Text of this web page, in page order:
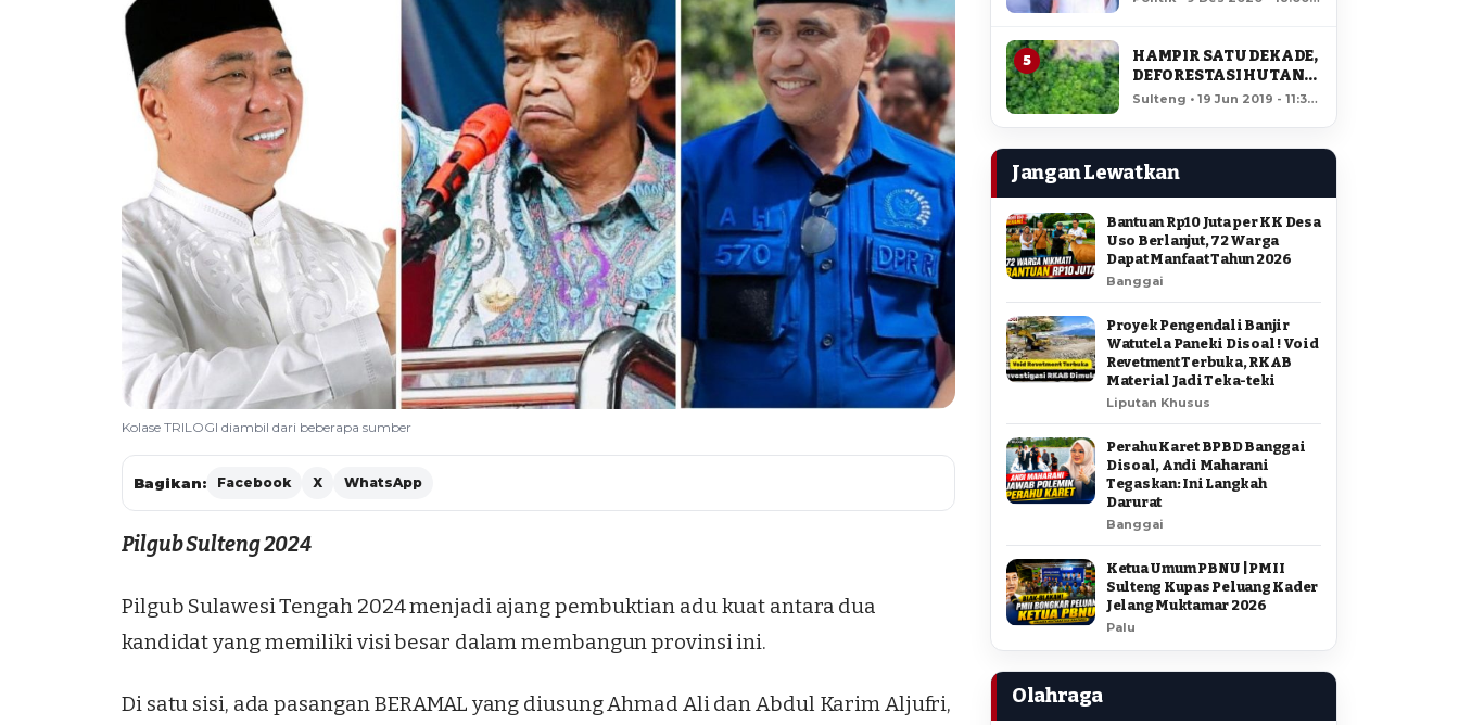
Kolase TRILOGI diambil dari beberapa sumber
Bagikan: Facebook X WhatsApp
Pilgub Sulteng 2024
Pilgub Sulawesi Tengah 2024 menjadi ajang pembuktian adu kuat antara dua
kandidat yang memiliki visi besar dalam membangun provinsi ini.
Di satu sisi, ada pasangan BERAMAL yang diusung Ahmad Ali dan Abdul Karim Aljufri,
5
HAMPIR SATU DEKADE,
DEFORESTASI HUTAN
LORE LINDU MENCAPAI
Sulteng • 19 Jun 2019 - 11:34
Jangan Lewatkan
Bantuan Rp10 Juta per KK Desa
Uso Berlanjut, 72 Warga
Dapat Manfaat Tahun 2026
Banggai
Proyek Pengendali Banjir
Watutela Paneki Disoal ! Void
Revetment Terbuka, RKAB
Material Jadi Teka-teki
Liputan Khusus
Perahu Karet BPBD Banggai
Disoal, Andi Maharani
Tegaskan: Ini Langkah
Darurat
Banggai
Ketua Umum PBNU | PMII
Sulteng Kupas Peluang Kader
Jelang Muktamar 2026
Palu
Olahraga